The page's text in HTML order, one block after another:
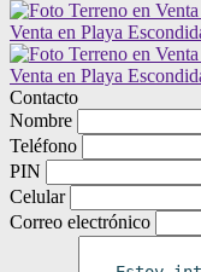
Contacto
Nombre
Teléfono
PIN
Celular
Correo electrónico